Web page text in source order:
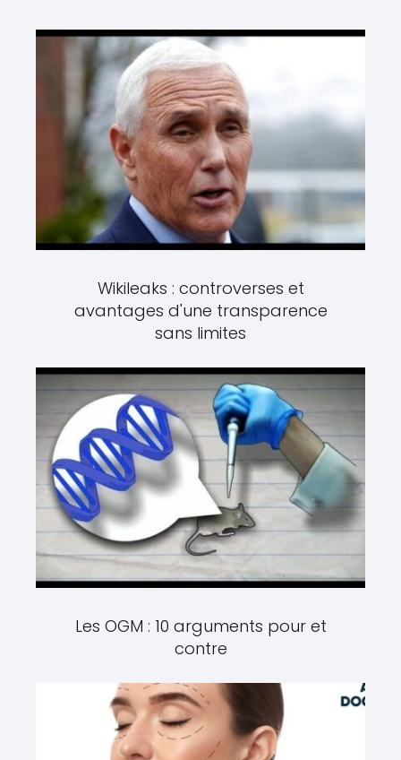
Wikileaks : controverses et
avantages d'une transparence
sans limites
Les OGM : 10 arguments pour et
contre